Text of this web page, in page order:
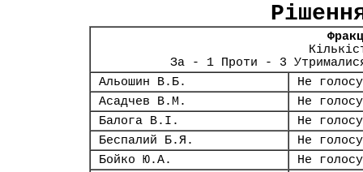
За - 1 Проти - 3
Альошин В.Б.
Не
Асадчев В.М.
Не
Балога В.І.
Не
Беспалий Б.Я.
Не
Бойко Ю.А.
Не